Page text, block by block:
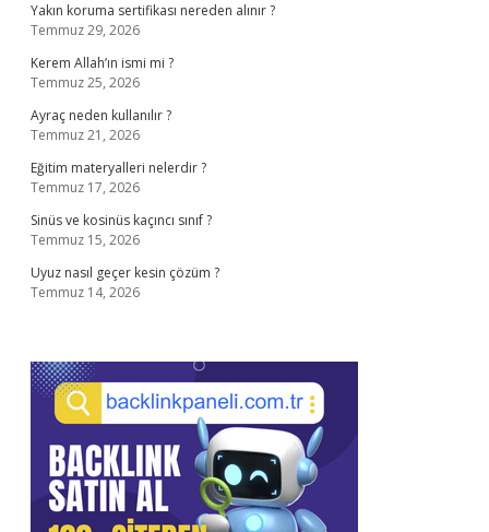
Yakın koruma sertifikası nereden alınır ?
Temmuz 29, 2026
Kerem Allah’ın ismi mi ?
Temmuz 25, 2026
Ayraç neden kullanılır ?
Temmuz 21, 2026
Eğitim materyalleri nelerdir ?
Temmuz 17, 2026
Sinüs ve kosinüs kaçıncı sınıf ?
Temmuz 15, 2026
Uyuz nasıl geçer kesin çözüm ?
Temmuz 14, 2026